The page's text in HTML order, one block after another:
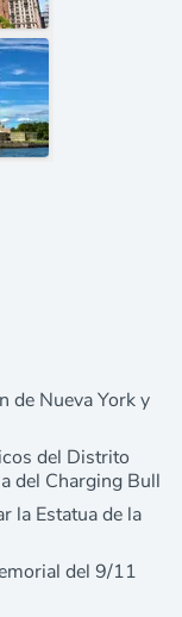
de Nueva York y
del Distrito
del Charging Bull
la Estatua de la
del 9/11